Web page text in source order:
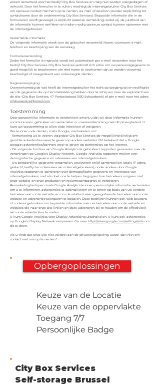
alleen verzameld voor het bedrijf City Box Services en mag niet worden overgedragen of
verkocht. Door het formulier in te vullen, machtigt de internetgebruiker City Box Services
om opnieuw contact met hem op te nemen, via mail of telefoon (zonder verplichting tot
contactname door de onderneming City Box Services). Bepaalde informatie die in de
formulieren wordt gevraagd, is verplicht (asterisk vermelding) zodat wij de juistheid van
de informatie kunnen verifiëren en indien nodig opnieuw contact kunnen opnemen met
de internetgebruiker.
Verzamelde informatie
De volgende informatie wordt voor de gebruiker verzameld: Naam, voornaam, e-mail,
telefoon en beschrijving van de aanvraag.
Formulierverzending
Zodra het formulier is ingevuld, wordt het automatisch per e-mail verzonden naar het
bedrijf City Box Services. City Box Services verbindt zich ertoe om uw persoonsgegevens zo
goed mogelijk te beschermen om met name te voorkomen dat ze worden vervormd,
beschadigd of meegedeeld aan onbevoegde derden.
Gegevenswijziging
Overeenkomstig de wet heeft de internetgebruiker het recht op toegang tot en rectificatie
van de gegevens die op hem betrekking hebben door te schrijven naar de exploitant van
de site (City Box Services, 47 Portaelsstraat 1030 Schaarbeek) of per e-mail naar het adres
cityboxservice@gmail.com
Toestemming
Door persoonlijke informatie te verstrekken, erkent u dat wij deze informatie kunnen
communiceren, gebruiken en verzamelen in overeenstemming met dit privacybeleid. U
kunt uw toestemming te allen tijde intrekken of weigeren.
We kunnen ook derden, zoals Google, inschakelen om:
• Remarketing uit te voeren, waardoor City Box Services de mogelijkheid krijgt om
gerichte advertenties weer te geven op andere websites. Dit betekent dat u Google
toestaat advertenties/banners weer te geven op partnersites op het internet.
• De volgende functies van Google Analytics te gebruiken: rapporten genereren over de
vertoningen op Google's Display Netwerk, Google Analytics-rapporten maken over
demografische gegevens en interesses van internetgebruikers.
• Uw persoonlijke gegevens verzamelen, analyseren en/of samenstellen (zoals IP-adres,
geslacht, leeftijd en interesses van internetgebruikers), onder andere door Google
Analytics-rapporten te genereren over demografische gegevens en interesses van
internetgebruikers, met als doel ons te helpen begrijpen hoe bezoekers omgaan met
onze website en onze producten en reclamecampagnes te verbeteren.
Remarketingbedrijven zoals Google Analytics kunnen persoonlijke informatie verzamelen
om u te informeren, advertenties te optimaliseren en te tonen op basis van uw eerdere
bezoeken aan onze website, en om de relatie tussen geregistreerde bezoeken aan onze
website en advertentieweergaven te bepalen. Deze bedrijven kunnen ook web beacons
of cookies gebruiken om bepaalde informatie over uw bezoeken aan onze website en
websites die naar onze site linken en deze adverteren, bij te houden om de effectiviteit
van onze advertenties te meten.
U kunt Google Analytics voor Display Advertising uitschakelen. U kunt ook advertenties
op Google's Display Netwerk aanpassen. Ga naar https://www.google.com/settings/ads om
dit te doen.
Als u vindt dat onze site niet voldoet aan de privacyregelgeving, aarzel dan niet om
contact met ons op te nemen."
Opbergoplossingen
Keuze van de Locatie
Keuze van de oppervlakte
Toegang 7/7
Persoonlijke Badge
City Box Services
Self-storage Brussel